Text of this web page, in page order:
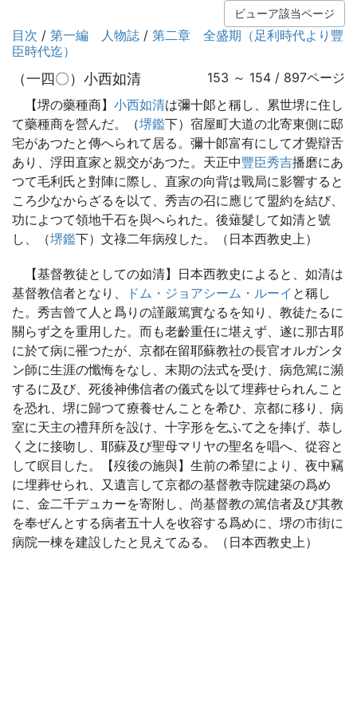
ビューア該当ページ
目次 / 第一編 人物誌 / 第二章 全盛期（足利時代より豐
臣時代迄）
（一四〇）小西如清
153 ～ 154 / 897ページ
【堺の藥種商】 小西如清は彌十郞と稱し、累世堺に住し
て藥種商を營んだ。（堺鑑下）宿屋町大道の北寄東側に邸
宅があつたと傳へられて居る。彌十郞富有にして才覺辯舌
あり、浮田直家と親交があつた。天正中豐臣秀吉播磨にあ
つて毛利氏と對陣に際し、直家の向背は戰局に影響すると
ころ少なからざるを以て、秀吉の召に應じて盟約を結び、
功によつて領地千石を與へられた。後薙髮して如清と號
し、（堺鑑下）文祿二年病歿した。（日本西教史上）
【基督教徒としての如清】日本西教史によると、如清は
基督教信者となり、
ドム・ジョアシーム・ルーイ と稱し
た。秀吉曾て人と爲りの謹嚴篤實なるを知り、教徒たるに
關らず之を重用した。而も老齡重任に堪えず、遂に那古耶
に於て病に罹つたが、京都在留耶蘇教社の長官オルガンタ
ン師に生涯の懺悔をなし、末期の法式を受け、病危篤に瀕
するに及び、死後神佛信者の儀式を以て埋葬せられんこと
を恐れ、堺に歸つて療養せんことを希ひ、京都に移り、病
室に天主の禮拜所を設け、十字形を乞ふて之を捧げ、恭し
く之に接吻し、耶蘇及び聖母マリヤの聖名を唱へ、從容と
して瞑目した。【歿後の施與】生前の希望により、夜中竊
に埋葬せられ、又遺言して京都の基督教寺院建築の爲め
に、金二千デュカーを寄附し、尚基督教の篤信者及び其教
を奉ぜんとする病者五十人を收容する爲めに、堺の市街に
病院一棟を建設したと見えてゐる。（日本西教史上）